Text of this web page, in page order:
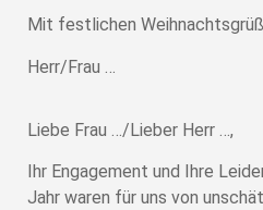
Mit festlichen
Herr/Frau …
Liebe Frau …/Lieber Herr …,
Ihr Engagement und Ihre
Jahr waren für uns von